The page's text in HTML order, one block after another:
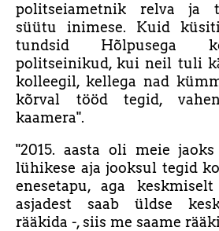
politseiametnik relva ja
süütu inimese. Kuid
tundsid Hõlpusega
politseinikud, kui neil tuli
kolleegil, kellega nad
kõrval tööd tegid,
kaamera".
"2015. aasta oli meie
lühikese aja jooksul tegid
enesetapu, aga
asjadest saab üldse
rääkida -, siis me saame